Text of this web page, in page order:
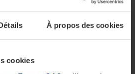
À propos des cookies
cookies